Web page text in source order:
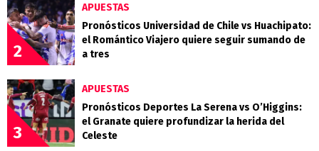
2
APUESTAS
Pronósticos Universidad de Chile vs Huachipato:
el Romántico Viajero quiere seguir sumando de
a tres
3
APUESTAS
Pronósticos Deportes La Serena vs O’Higgins:
el Granate quiere profundizar la herida del
Celeste